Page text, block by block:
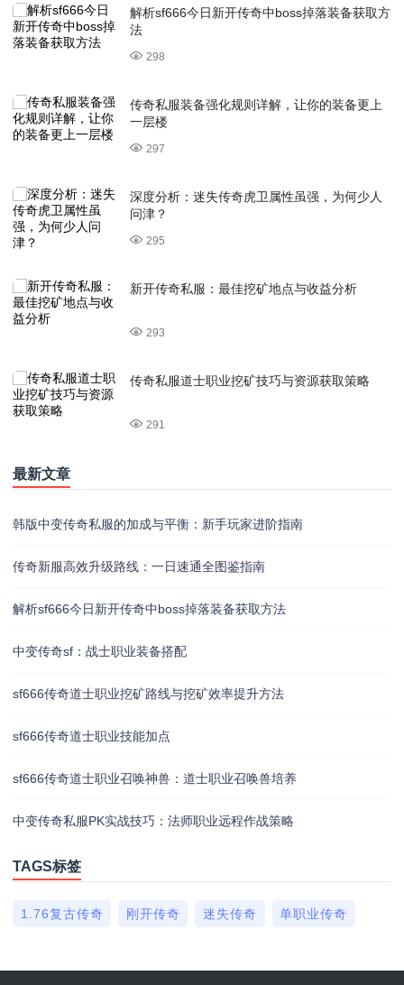
解析sf666今日新开传奇中boss掉落装备获取方
法
298
传奇私服装备强化规则详解，让你的装备更上
一层楼
297
深度分析：迷失传奇虎卫属性虽强，为何少人
问津？
295
新开传奇私服：最佳挖矿地点与收益分析
293
传奇私服道士职业挖矿技巧与资源获取策略
291
最新文章
韩版中变传奇私服的加成与平衡：新手玩家进阶指南
传奇新服高效升级路线：一日速通全图鉴指南
解析sf666今日新开传奇中boss掉落装备获取方法
中变传奇sf：战士职业装备搭配
sf666传奇道士职业挖矿路线与挖矿效率提升方法
sf666传奇道士职业技能加点
sf666传奇道士职业召唤神兽：道士职业召唤兽培养
中变传奇私服PK实战技巧：法师职业远程作战策略
TAGS标签
1.76复古传奇 刚开传奇 迷失传奇 单职业传奇